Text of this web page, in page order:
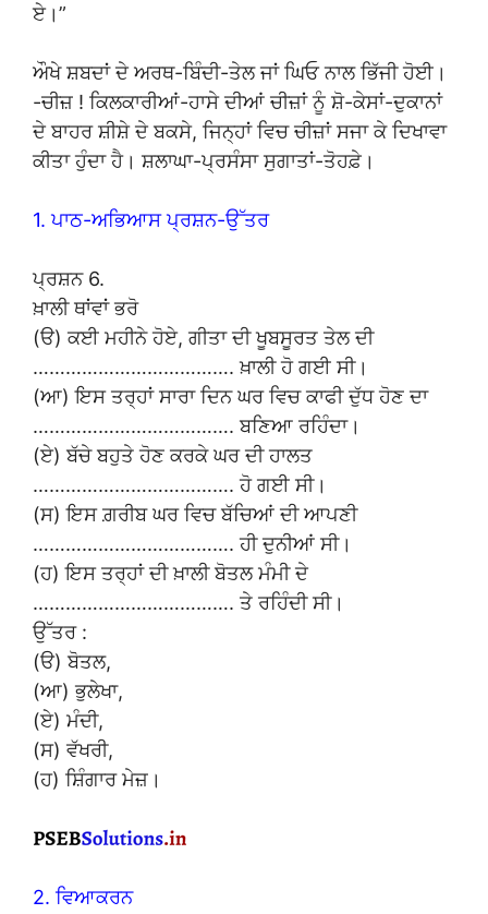
ਏ।”
ਔਖੇ ਸ਼ਬਦਾਂ ਦੇ ਅਰਥ-ਬਿੰਦੀ-ਤੇਲ ਜਾਂ ਘਿਓ ਨਾਲ ਭਿੱਜੀ ਹੋਈ।
-ਚੀਜ਼ ! ਕਿਲਕਾਰੀਆਂ-ਹਾਸੇ ਦੀਆਂ ਚੀਜ਼ਾਂ ਨੂੰ ਸ਼ੋ-ਕੇਸਾਂ-ਦੁਕਾਨਾਂ
ਦੇ ਬਾਹਰ ਸ਼ੀਸ਼ੇ ਦੇ ਬਕਸੇ, ਜਿਨ੍ਹਾਂ ਵਿਚ ਚੀਜ਼ਾਂ ਸਜਾ ਕੇ ਦਿਖਾਵਾ
ਕੀਤਾ ਹੁੰਦਾ ਹੈ। ਸ਼ਲਾਘਾ-ਪ੍ਰਸੰਸਾ ਸੁਗਾਤਾਂ-ਤੋਹਫ਼ੇ।
1. ਪਾਠ-ਅਭਿਆਸ ਪ੍ਰਸ਼ਨ-ਉੱਤਰ
ਪ੍ਰਸ਼ਨ 6.
ਖ਼ਾਲੀ ਥਾਂਵਾਂ ਭਰੋ
(ੳ) ਕਈ ਮਹੀਨੇ ਹੋਏ, ਗੀਤਾ ਦੀ ਖੂਬਸੂਰਤ ਤੇਲ ਦੀ
………………………………. ਖ਼ਾਲੀ ਹੋ ਗਈ ਸੀ।
(ਆ) ਇਸ ਤਰ੍ਹਾਂ ਸਾਰਾ ਦਿਨ ਘਰ ਵਿਚ ਕਾਫੀ ਦੁੱਧ ਹੋਣ ਦਾ
………………………………. ਬਣਿਆ ਰਹਿੰਦਾ।
(ਏ) ਬੱਚੇ ਬਹੁਤੇ ਹੋਣ ਕਰਕੇ ਘਰ ਦੀ ਹਾਲਤ
………………………………. ਹੋ ਗਈ ਸੀ।
(ਸ) ਇਸ ਗ਼ਰੀਬ ਘਰ ਵਿਚ ਬੱਚਿਆਂ ਦੀ ਆਪਣੀ
………………………………. ਹੀ ਦੁਨੀਆਂ ਸੀ।
(ਹ) ਇਸ ਤਰ੍ਹਾਂ ਦੀ ਖ਼ਾਲੀ ਬੋਤਲ ਮੰਮੀ ਦੇ
………………………………. ਤੇ ਰਹਿੰਦੀ ਸੀ।
ਉੱਤਰ :
(ੳ) ਬੋਤਲ,
(ਆ) ਭੁਲੇਖਾ,
(ਏ) ਮੰਦੀ,
(ਸ) ਵੱਖਰੀ,
(ਹ) ਸ਼ਿੰਗਾਰ ਮੇਜ਼।
2. ਵਿਆਕਰਨ